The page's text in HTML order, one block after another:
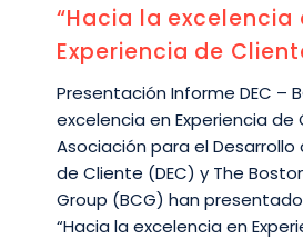
“Hacia la excelencia
Experiencia de
Presentación Informe DEC –
excelencia en Experiencia de
Asociación para el Desarrollo
de Cliente (DEC) y The
Group (BCG) han
“Hacia la excelencia en